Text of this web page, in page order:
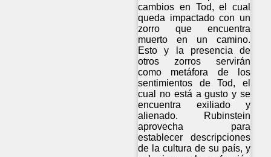
cambios en Tod, el cual
queda impactado con un
zorro que encuentra
muerto en un camino.
Esto y la presencia de
otros zorros servirán
como metáfora de los
sentimientos de Tod, el
cual no está a gusto y se
encuentra exiliado y
alienado. Rubinstein
aprovecha para
establecer descripciones
de la cultura de su país, y